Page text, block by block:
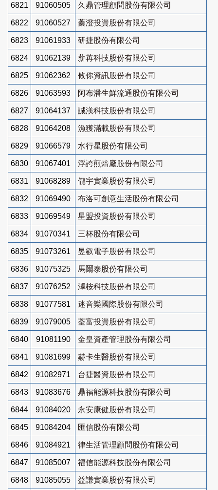
6821 91060505 久鼎管理顧問股份有限公司
6822 91060527 蓁澄投資股份有限公司
6823 91061933 研捷股份有限公司
6824 91062139 薪苒科技股份有限公司
6825 91062362 攸你資訊股份有限公司
6826 91063593 阿布潘生鮮流通股份有限公司
6827 91064137 誠渼科技股份有限公司
6828 91064208 漁獲滿載股份有限公司
6829 91066579 水行星股份有限公司
6830 91067401 浮誇煎焙廠股份有限公司
6831 91068289 儱宇實業股份有限公司
6832 91069490 布洛可創意生活股份有限公司
6833 91069549 星盟投資股份有限公司
6834 91070341 三杯股份有限公司
6835 91073261 昱叡電子股份有限公司
6836 91075325 馬爾泰股份有限公司
6837 91076252 澤桉科技股份有限公司
6838 91077581 迷音樂國際股份有限公司
6839 91079005 荃富投資股份有限公司
6840 91081190 金皇資產管理股份有限公司
6841 91081699 赫卡生醫股份有限公司
6842 91082971 台捷醫資股份有限公司
6843 91083676 鼎福能源科技股份有限公司
6844 91084020 永安康健股份有限公司
6845 91084204 匯信股份有限公司
6846 91084921 律生活管理顧問股份有限公司
6847 91085007 福信能源科技股份有限公司
6848 91085055 益謙實業股份有限公司